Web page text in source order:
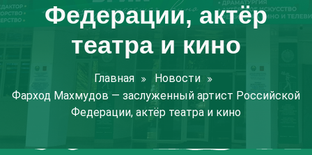
Федерации, актёр
театра и кино
Главная
Новости
Фарход Махмудов — заслуженный артист Российской
Федерации, актёр театра и кино